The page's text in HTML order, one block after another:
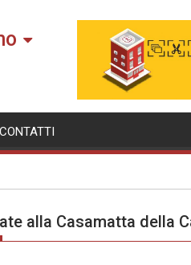
CONTATTI
alla Casamatta della